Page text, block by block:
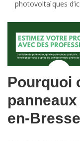
photovoltaïques
Pourquoi
en-